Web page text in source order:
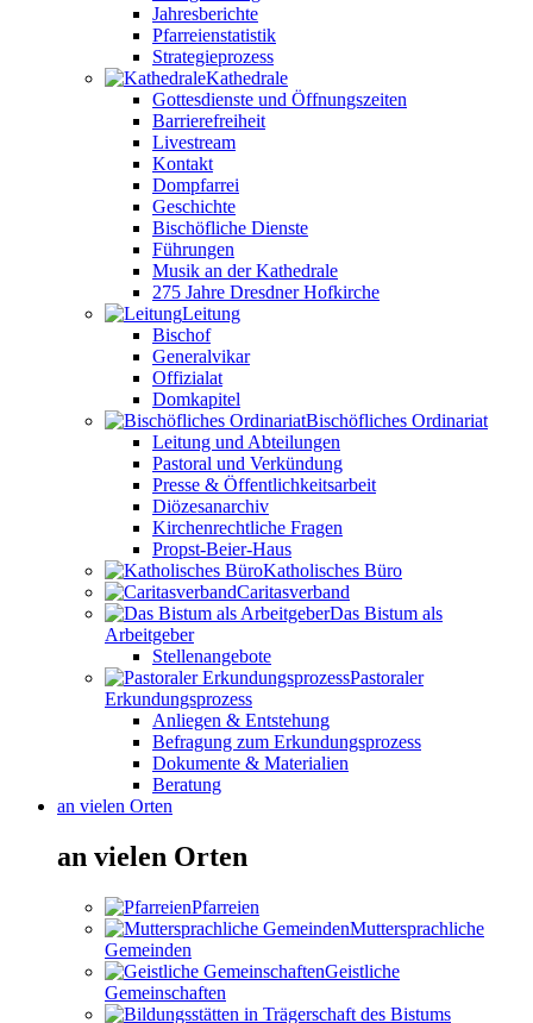
Jahresberichte
Pfarreienstatistik
Strategieprozess
Kathedrale
Gottesdienste und Öffnungszeiten
Barrierefreiheit
Livestream
Kontakt
Dompfarrei
Geschichte
Bischöfliche Dienste
Führungen
Musik an der Kathedrale
275 Jahre Dresdner Hofkirche
Leitung
Bischof
Generalvikar
Offizialat
Domkapitel
Bischöfliches Ordinariat
Leitung und Abteilungen
Pastoral und Verkündung
Presse & Öffentlichkeitsarbeit
Diözesanarchiv
Kirchenrechtliche Fragen
Propst-Beier-Haus
Katholisches Büro
Caritasverband
Das Bistum als
Arbeitgeber
Stellenangebote
Pastoraler
Erkundungsprozess
Anliegen & Entstehung
Befragung zum Erkundungsprozess
Dokumente & Materialien
Beratung
an vielen Orten
an vielen Orten
Pfarreien
Muttersprachliche
Gemeinden
Geistliche
Gemeinschaften